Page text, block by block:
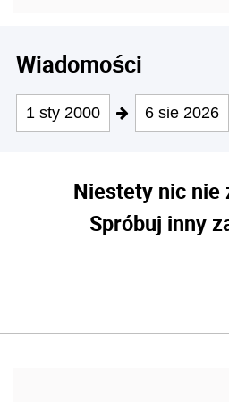
Wiadomości
1 sty 2000 6 sie 2026
Niestety nic nie
Spróbuj inny